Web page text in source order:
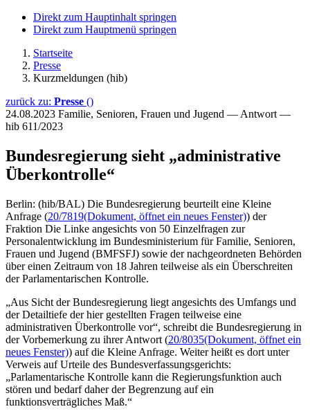
Direkt zum Hauptinhalt springen
Direkt zum Hauptmenü springen
Startseite
Presse
Kurzmeldungen (hib)
zurück zu: Presse ()
24.08.2023 Familie, Senioren, Frauen und Jugend — Antwort —
hib 611/2023
Bundesregierung sieht „administrative
Überkontrolle“
Berlin: (hib/BAL) Die Bundesregierung beurteilt eine Kleine
Anfrage (20/7819(Dokument, öffnet ein neues Fenster)) der
Fraktion Die Linke angesichts von 50 Einzelfragen zur
Personalentwicklung im Bundesministerium für Familie, Senioren,
Frauen und Jugend (BMFSFJ) sowie der nachgeordneten Behörden
über einen Zeitraum von 18 Jahren teilweise als ein Überschreiten
der Parlamentarischen Kontrolle.
„Aus Sicht der Bundesregierung liegt angesichts des Umfangs und
der Detailtiefe der hier gestellten Fragen teilweise eine
administrativen Überkontrolle vor“, schreibt die Bundesregierung in
der Vorbemerkung zu ihrer Antwort (20/8035(Dokument, öffnet ein
neues Fenster)) auf die Kleine Anfrage. Weiter heißt es dort unter
Verweis auf Urteile des Bundesverfassungsgerichts:
„Parlamentarische Kontrolle kann die Regierungsfunktion auch
stören und bedarf daher der Begrenzung auf ein
funktionsverträgliches Maß.“